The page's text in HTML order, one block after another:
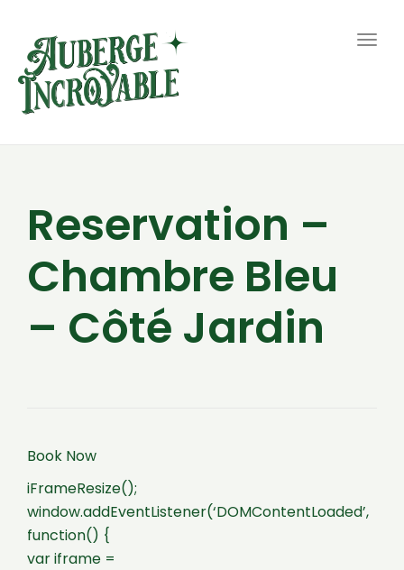
Reservation –
Chambre Bleu
– Côté Jardin
Book Now
iFrameResize();
window.addEventListener(‘DOMContentLoaded’,
function() {
var iframe =